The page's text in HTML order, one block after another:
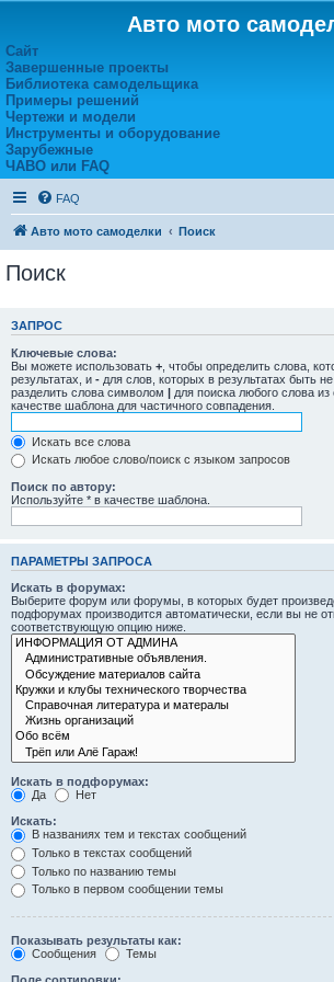
Авто мото
Сайт
Завершенные проекты
Библиотека самодельщика
Примеры решений
Чертежи и модели
Инструменты и оборудование
Зарубежные
ЧАВО или FAQ
FAQ
Авто мото самоделки Поиск
Поиск
ЗАПРОС
Ключевые слова:
Вы можете использовать + , чтобы определить слова,
результатах, и - для слов, которых в результатах быть
разделить слова символом | для поиска любого слова
качестве шаблона для частичного совпадения.
Искать все слова
Искать любое слово/поиск с языком запросов
Поиск по автору:
Используйте * в качестве шаблона.
ПАРАМЕТРЫ ЗАПРОСА
Искать в форумах:
Выберите форум или форумы, в которых будет
подфорумах производится автоматически, если вы не
соответствующую опцию ниже.
Искать в подфорумах:
Да
Нет
Искать:
В названиях тем и текстах сообщений
Только в текстах сообщений
Только по названию темы
Только в первом сообщении темы
Показывать результаты как:
Сообщения
Темы